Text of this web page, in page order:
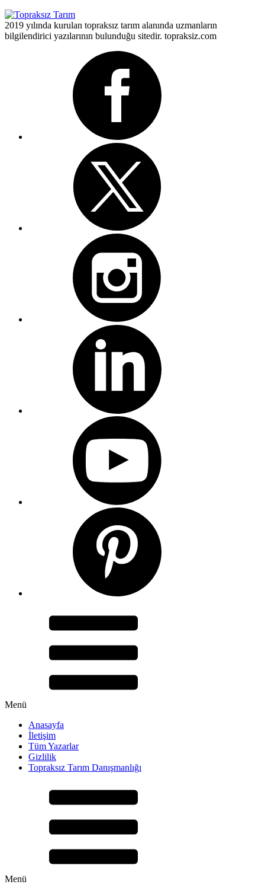
2019 yılında kurulan topraksız tarım alanında uzmanların
bilgilendirici yazılarının bulunduğu sitedir. topraksiz.com
Menü
Anasayfa
İletişim
Tüm Yazarlar
Gizlilik
Topraksız Tarım Danışmanlığı
Menü